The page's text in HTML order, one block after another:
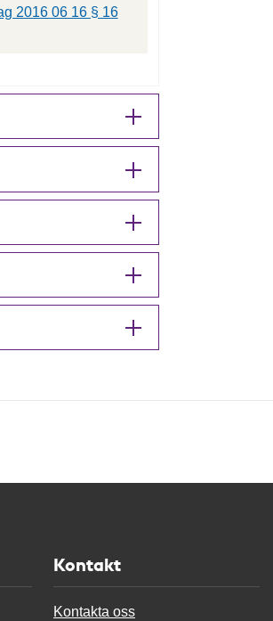
2016 06 16 § 16
Kontakt
Kontakta oss